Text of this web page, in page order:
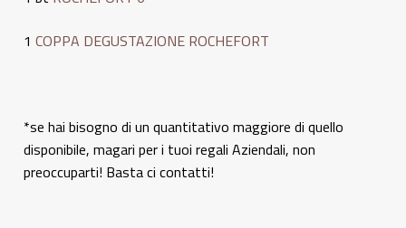
1 COPPA DEGUSTAZIONE ROCHEFORT
*se hai bisogno di un quantitativo maggiore di quello
disponibile, magari per i tuoi regali Aziendali, non
preoccuparti! Basta ci contatti!